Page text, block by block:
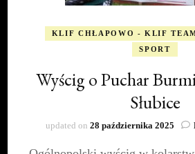
KLIF CHŁAPOWO - KLIF
SPORT
Wyścig o Puchar
Słubice
updated on 28 października 2025